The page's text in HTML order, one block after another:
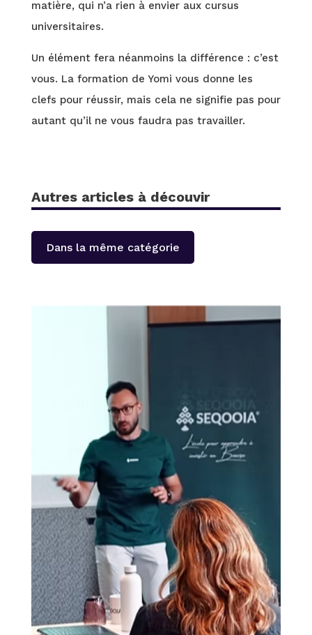
matière, qui n’a rien à envier aux cursus
universitaires.
Un élément fera néanmoins la différence : c’est
vous. La formation de Yomi vous donne les
clefs pour réussir, mais cela ne signifie pas pour
autant qu’il ne vous faudra pas travailler.
Autres articles à découvir
Dans la même catégorie